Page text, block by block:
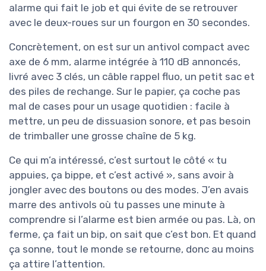
alarme qui fait le job et qui évite de se retrouver
avec le deux-roues sur un fourgon en 30 secondes.
Concrètement, on est sur un antivol compact avec
axe de 6 mm, alarme intégrée à 110 dB annoncés,
livré avec 3 clés, un câble rappel fluo, un petit sac et
des piles de rechange. Sur le papier, ça coche pas
mal de cases pour un usage quotidien : facile à
mettre, un peu de dissuasion sonore, et pas besoin
de trimballer une grosse chaîne de 5 kg.
Ce qui m’a intéressé, c’est surtout le côté « tu
appuies, ça bippe, et c’est activé », sans avoir à
jongler avec des boutons ou des modes. J’en avais
marre des antivols où tu passes une minute à
comprendre si l’alarme est bien armée ou pas. Là, on
ferme, ça fait un bip, on sait que c’est bon. Et quand
ça sonne, tout le monde se retourne, donc au moins
ça attire l’attention.